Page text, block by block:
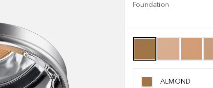
Foundation
ALMOND